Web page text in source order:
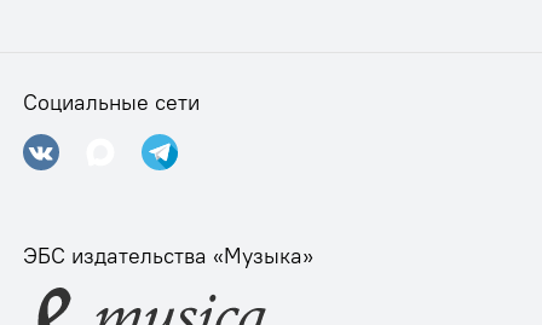
Социальные сети
ЭБС издательства «Музыка»